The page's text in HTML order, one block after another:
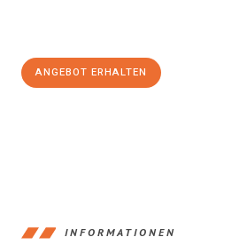
ANGEBOT ERHALTEN
INFORMATIONEN